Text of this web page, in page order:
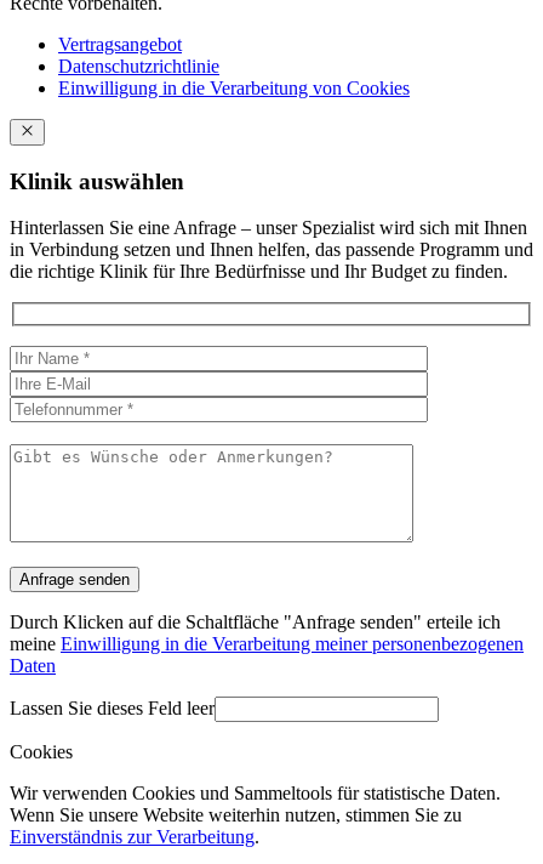
Vertragsangebot
Datenschutzrichtlinie
Einwilligung in die Verarbeitung von Cookies
Klinik auswählen
Hinterlassen Sie eine Anfrage – unser Spezialist wird sich mit Ihnen
in Verbindung setzen und Ihnen helfen, das passende Programm und
die richtige Klinik für Ihre Bedürfnisse und Ihr Budget zu finden.
Durch Klicken auf die Schaltfläche "Anfrage senden" erteile ich
meine Einwilligung in die Verarbeitung meiner personenbezogenen
Daten
Lassen Sie dieses Feld leer
Cookies
Wir verwenden Cookies und Sammeltools für statistische Daten.
Wenn Sie unsere Website weiterhin nutzen, stimmen Sie zu
Einverständnis zur Verarbeitung.